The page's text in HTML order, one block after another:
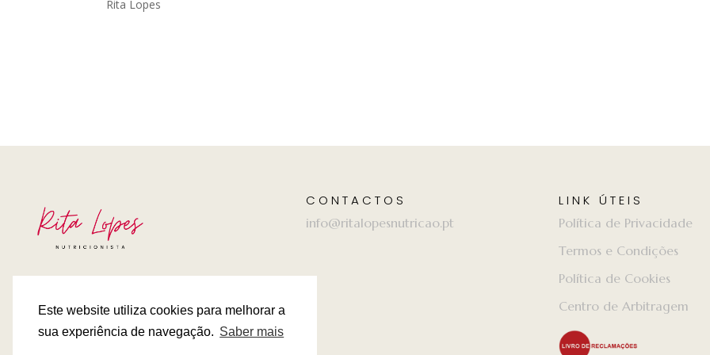
Este website utiliza cookies para melhorar a
sua experiência de navegação. Saber mais
Rita Lopes
CONTACTOS
info@ritalopesnutricao.pt
LINK ÚTEIS
Política de Privacidade
Termos e Condições
Política de Cookies
Centro de Arbitragem